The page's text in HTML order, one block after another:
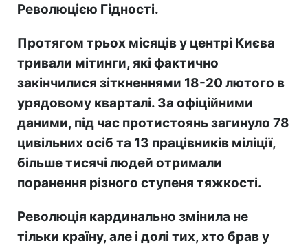
Революцією Гідності.
Протягом трьох місяціву центрі Києва
тривали мітинги, які фактично
закінчилися зіткненнями 18-20 лютого в
урядовому кварталі. За офіційними
даними, під час протистоянь загинуло 78
цивільних осіб та 13 працівників міліції,
більше тисячі людей отримали
поранення різного ступеня тяжкості.
Революція кардинально змінила не
тільки країну, але і долі тих, хто брав у